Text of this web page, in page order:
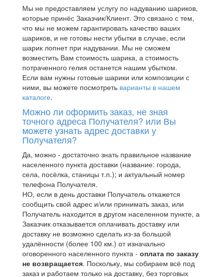
Мы не предоставляем услугу по надуванию шариков,
которые принёс Заказчик/Клиент. Это связано с тем,
что мы не можем гарантировать качество ваших
шариков, и не готовы нести убытки в случае, если
шарик лопнет при надувании. Мы не сможем
возместить Вам стоимость шарика, а стоимость
потраченного гелия останется нашим убытком.
Если вам нужны готовые шарики или композиции с
ними, вы можете посмотреть варианты в нашем
каталоге.
Можно ли оформить заказ, не зная
точного адреса Получателя? или Вы
можете узнать адрес доставки у
Получателя?
Да, можно - достаточно знать правильное название
населенного пункта доставки (название: города,
села, посёлка, станицы т.п.); и актуальный номер
телефона Получателя.
НО, если в день доставки Получатель откажется
сообщить свой адрес и/или принимать заказ, или
Получатель находится в другом населенном пункте, а
Заказчик отказывается оплачивать доставку или
доставку не возможно сделать из-за большой
удалённости (более 100 км.) от изначально
оговоренного населенного пункта - оплата по заказу
не возвращается. Поскольку, мы собираем всё под
заказ и работаем только на доставку, без торговых